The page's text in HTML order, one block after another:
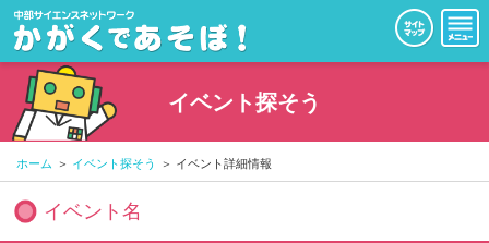
イベント探そう
ホーム イベント探そう イベント詳細情報
イベント名